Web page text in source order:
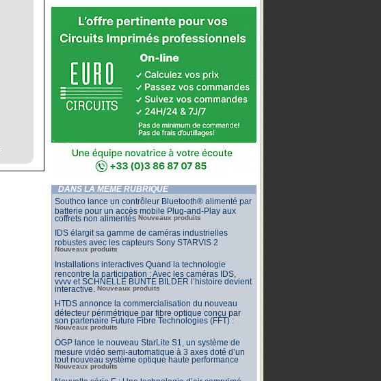
DANS LA MÊME RUBRIQUE
Southco lance un contrôleur Bluetooth® alimenté par
batterie pour un accès mobile Plug-and-Play aux
coffrets non alimentés Nouveaux produits
IDS élargit sa gamme de caméras industrielles
robustes avec les capteurs Sony STARVIS 2
Nouveaux produits
Installations interactives Quand la technologie
rencontre la participation : Avec les caméras IDS,
vvvv et SCHNELLE BUNTE BILDER l’histoire devient
interactive.
Nouveaux produits
HTDS annonce la commercialisation du nouveau
détecteur périmétrique par fibre optique conçu par
son partenaire Future Fibre Technologies (FFT) :
Nouveaux produits
OGP lance le nouveau StarLite S1, un système de
mesure vidéo semi-automatique à 3 axes doté d’un
tout nouveau système optique haute performance
Nouveaux produits